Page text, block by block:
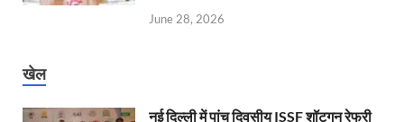
June 28, 2026
खेल
नई दिल्ली में पांच दिवसीय ISSF शॉटगन रेफरी